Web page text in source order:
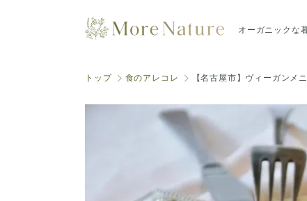
オーガニックな
トップ 食のアレコレ 【名古屋市】ヴィーガンメ